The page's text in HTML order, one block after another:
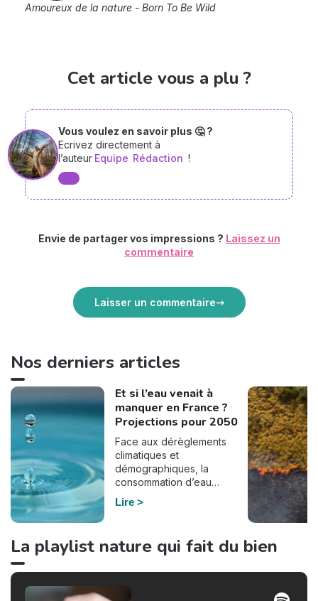
Amoureux de la nature - Born To Be Wild
Cet article vous a plu ?
Vous voulez en savoir plus 🤔 ?
Ecrivez directement à
l’auteur Equipe Rédaction !
Envie de partager vos impressions ? Laissez un
commentaire
Laisser un commentaire
Nos derniers articles
Et si l’eau venait à
manquer en France ?
Projections pour 2050
Face aux dérèglements
climatiques et
démographiques, la
consommation d’eau
pourrait bien doubler en
France d’ici à 2050. En
Stratégie, commandé par
la demande en eau pourrait
Lire
La playlist nature qui fait du bien